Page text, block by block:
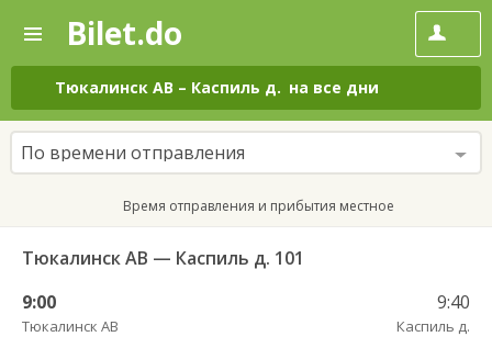
—
Поиск
и
покупка
билетов
на
автобус
онлайн
Bilet.do
Тюкалинск АВ – Каспиль д. на все дни
По времени отправления
Время отправления и прибытия местное
Тюкалинск АВ — Каспиль д. 101
9:00
Тюкалинск АВ
9:40
Каспиль д.